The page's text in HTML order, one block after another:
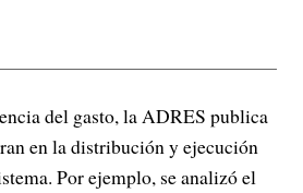
del gasto, la ADRES publica
en la distribución y ejecución
Por ejemplo, se analizó el